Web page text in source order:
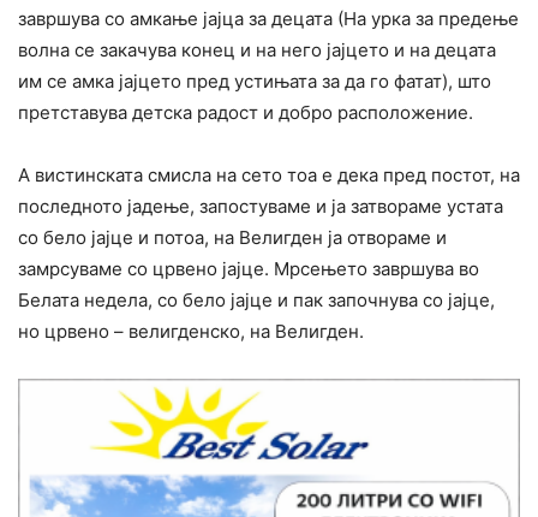
завршува со амкање јајца за децата (На урка за предење
волна се закачува конец и на него јајцето и на децата
им се амка јајцето пред устињата за да го фатат), што
претставува детска радост и добро расположение.
А вистинската смисла на сето тоа е дека пред постот, на
последното јадење, запостуваме и ја затвораме устата
со бело јајце и потоа, на Велигден ја отвораме и
замрсуваме со црвено јајце. Мрсењето завршува во
Белата недела, со бело јајце и пак започнува со јајце,
но црвено – велигденско, на Велигден.